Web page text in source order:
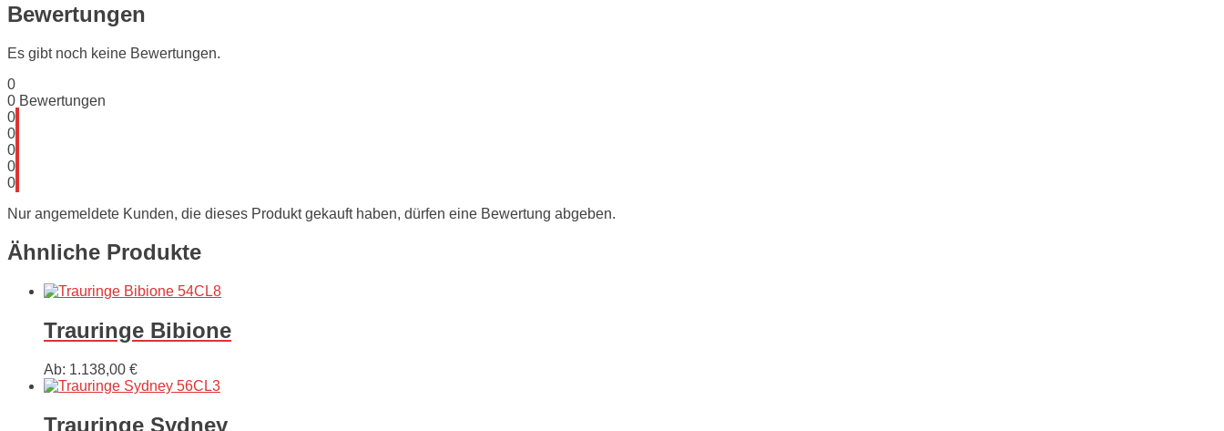
Bewertungen
Es gibt noch keine Bewertungen.
0
0 Bewertungen
0
0
0
0
0
Nur angemeldete Kunden, die dieses Produkt gekauft haben, dürfen eine Bewertung abgeben.
Ähnliche Produkte
Trauringe Bibione
Ab: 1.138,00 €
Trauringe Sydney